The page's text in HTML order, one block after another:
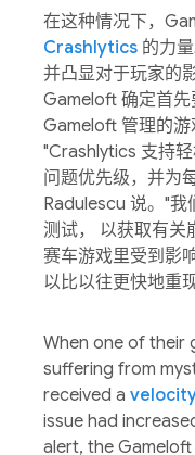
在这种情况下，
Crashlytics 的力
并凸显对于玩家的
Gameloft 确定首先
Gameloft 管理的游
"Crashlytics 支持
问题优先级，并为
Radulescu 说。"
测试， 以获取有关
赛车游戏里受到影
以比以往更快地重
When one of their
suffering from
received a
issue had
alert, the